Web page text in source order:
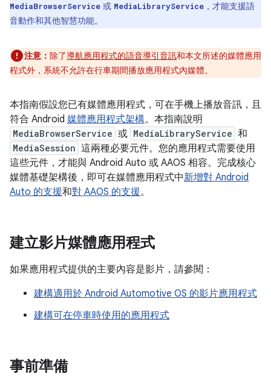
MediaBrowserService 或 MediaLibraryService ，才能支援語
音動作和其他智慧功能。
注意： 除了導航應用程式的語音導引音訊和本文所述的媒體應用
程式外，系統不允許在行車期間播放應用程式內媒體。
本指南假設您已有媒體應用程式，可在手機上播放音訊，且
符合 Android 媒體應用程式架構。本指南說明
MediaBrowserService 或 MediaLibraryService 和
MediaSession 這兩種必要元件。您的應用程式需要使用
這些元件，才能與 Android Auto 或 AAOS 相容。完成核心
媒體基礎架構後，即可在媒體應用程式中新增對 Android
Auto 的支援和對 AAOS 的支援。
建立影片媒體應用程式
如果應用程式提供的主要內容是影片，請參閱：
建構適用於 Android Automotive OS 的影片應用程式
建構可在停車時使用的應用程式
事前準備